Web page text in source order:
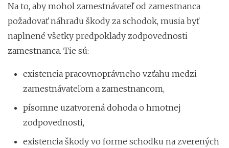
Na to, aby mohol zamestnávateľ od zamestnanca
požadovať náhradu škody za schodok, musia byť
naplnené všetky predpoklady zodpovednosti
zamestnanca. Tie sú:
existencia pracovnoprávneho vzťahu medzi
zamestnávateľom a zamestnancom,
písomne uzatvorená dohoda o hmotnej
zodpovednosti,
existencia škody vo forme schodku na zverených